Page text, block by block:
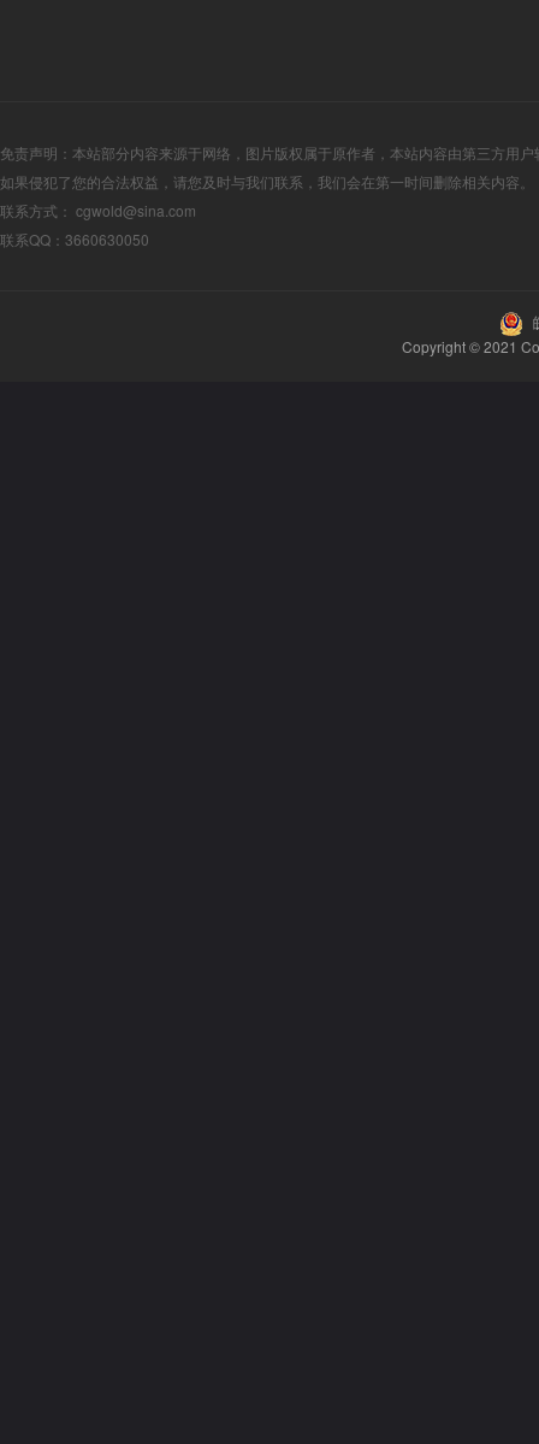
免责声明：本站部分内容来源于网络，图片版权属于原作者，本站内容由第三方用
如果侵犯了您的合法权益，请您及时与我们联系，我们会在第一时间删除相关内容。
联系方式： cgwold@sina.com
联系QQ：3660630050
Copyright © 2021